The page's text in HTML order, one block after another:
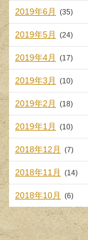
2019年6月 (35)
2019年5月 (24)
2019年4月 (17)
2019年3月 (10)
2019年2月 (18)
2019年1月 (10)
2018年12月 (7)
2018年11月 (14)
2018年10月 (6)